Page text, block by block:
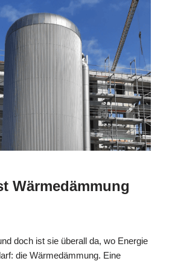
Wärmedämmung
doch ist sie überall da, wo Energie
die Wärmedämmung. Eine